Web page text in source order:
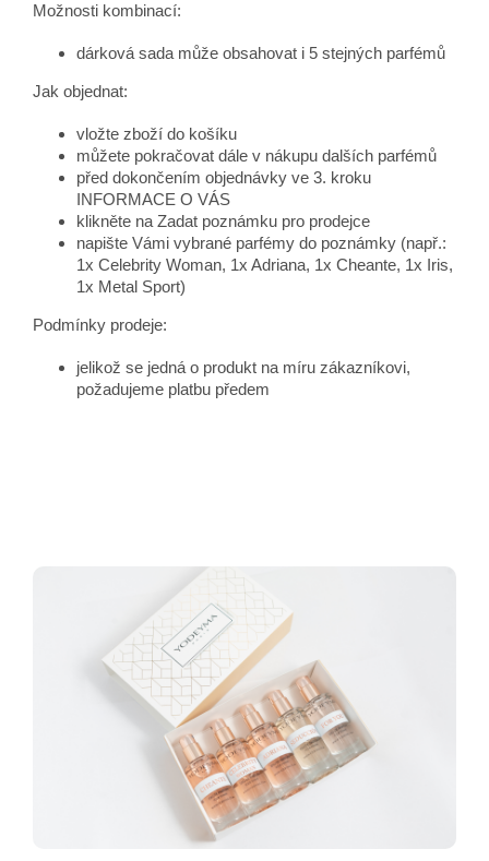
Možnosti kombinací:
dárková sada může obsahovat i 5 stejných parfémů
Jak objednat:
vložte zboží do košíku
můžete pokračovat dále v nákupu dalších parfémů
před dokončením objednávky ve 3. kroku
INFORMACE O VÁS
klikněte na Zadat poznámku pro prodejce
napište Vámi vybrané parfémy do poznámky (např.:
1x Celebrity Woman, 1x Adriana, 1x Cheante, 1x Iris,
1x Metal Sport)
Podmínky prodeje:
jelikož se jedná o produkt na míru zákazníkovi,
požadujeme platbu předem